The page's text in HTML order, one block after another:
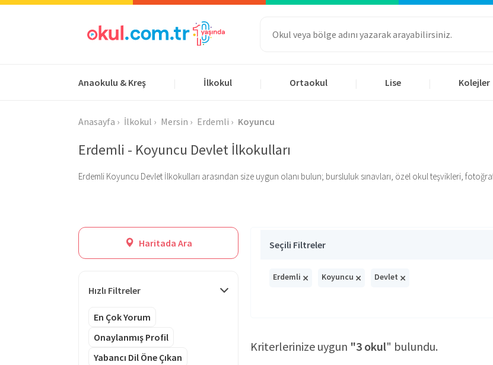
Anaokulu & Kreş İlkokul Ortaokul Lise Kolejler
Anasayfa İlkokul Mersin Erdemli Koyuncu
Erdemli - Koyuncu Devlet İlkokulları
Erdemli Koyuncu Devlet İlkokulları arasından size uygun olanı bulun; bursluluk sınavları, özel okul teşvikleri,
Haritada Ara
Hızlı Filtreler
En Çok Yorum
Onaylanmış Profil
Yabancı Dil Öne Çıkan
Seçili Filtreler
Erdemli × Koyuncu × Devlet ×
Kriterlerinize uygun "3 okul" bulundu.